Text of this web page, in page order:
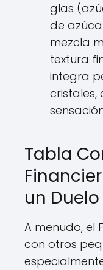
glas
de
mezcla
textura
integra
cristales,
Tabla
un
A menudo, el
con otros